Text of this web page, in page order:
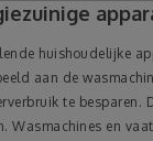
huishoudelijke
aan de
te besparen.
Wasmachines en